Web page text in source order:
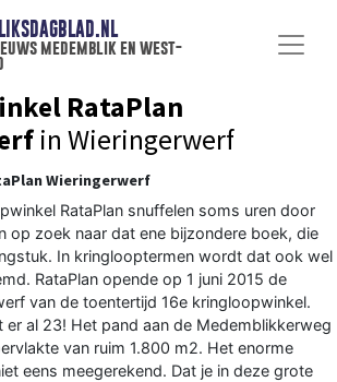
medemblik en west-
RataPlan
in Wieringerwerf
Wieringerwerf
RataPlan snuffelen soms uren door
op zoek naar dat ene bijzondere boek, die
In kringlooptermen wordt dat ook wel
RataPlan opende op 1 juni 2015 de
van de toentertijd 16e kringloopwinkel.
er al 23! Het pand aan de Medemblikkerweg
van ruim 1.800 m2. Het enorme
eens meegerekend. Dat je in deze grote